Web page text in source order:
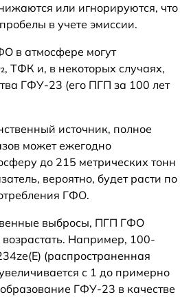
или игнорируются, что
в учете эмиссии.
в атмосфере могут
ТФК и, в некоторых случаях,
ГФУ-23 (его ПГП за 100 лет
источник, полное
может ежегодно
до 215 метрических тонн
вероятно, будет расти по
ГФО.
выбросы, ПГП ГФО
Например, 100-
(распространенная
с 1 до примерно
ГФУ-23 в качестве